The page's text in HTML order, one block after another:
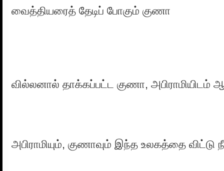
வைத்தியரைத் தேடிப் போகும் குணா
வில்லனால் தாக்கப்பட்ட குணா, அபிராமியிடம்
அபிராமியும், குணாவும் இந்த உலகத்தை விட்டு